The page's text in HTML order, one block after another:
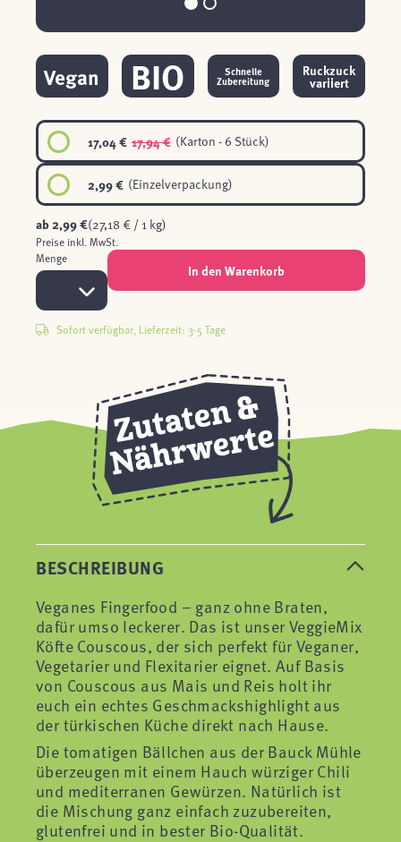
Vegan BIO Schnelle
Zubereitung
Ruckzuck
variiert
17,04 € 17,94 € (Karton - 6 Stück)
2,99 € (Einzelverpackung)
ab 2,99 €(27,18 € / 1 kg)
Preise inkl. MwSt.
Menge
In den Warenkorb
Sofort verfügbar, Lieferzeit: 3-5 Tage
BESCHREIBUNG
Veganes Fingerfood – ganz ohne Braten,
dafür umso leckerer. Das ist unser VeggieMix
Köfte Couscous, der sich perfekt für Veganer,
Vegetarier und Flexitarier eignet. Auf Basis
von Couscous aus Mais und Reis holt ihr
euch ein echtes Geschmackshighlight aus
der türkischen Küche direkt nach Hause.
Die tomatigen Bällchen aus der Bauck Mühle
überzeugen mit einem Hauch würziger Chili
und mediterranen Gewürzen. Natürlich ist
die Mischung ganz einfach zuzubereiten,
glutenfrei und in bester Bio-Qualität.